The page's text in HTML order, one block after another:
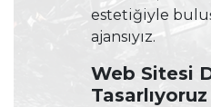
estetiğiyle
ajansıyız.
Web Sitesi
Tasarlıyoruz